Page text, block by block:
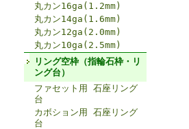
丸カン16ga(1.2mm)
丸カン14ga(1.6mm)
丸カン12ga(2.0mm)
丸カン10ga(2.5mm)
リング空枠（指輪石枠・リ
ング台）
ファセット用 石座リング
台
カボション用 石座リング
台